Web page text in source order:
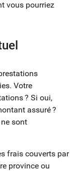
vous pourriez
Votre
? Si oui,
assuré ?
sont
frais couverts par
province ou